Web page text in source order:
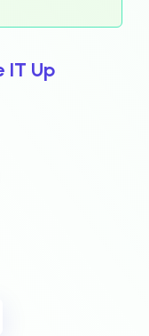
IT Up